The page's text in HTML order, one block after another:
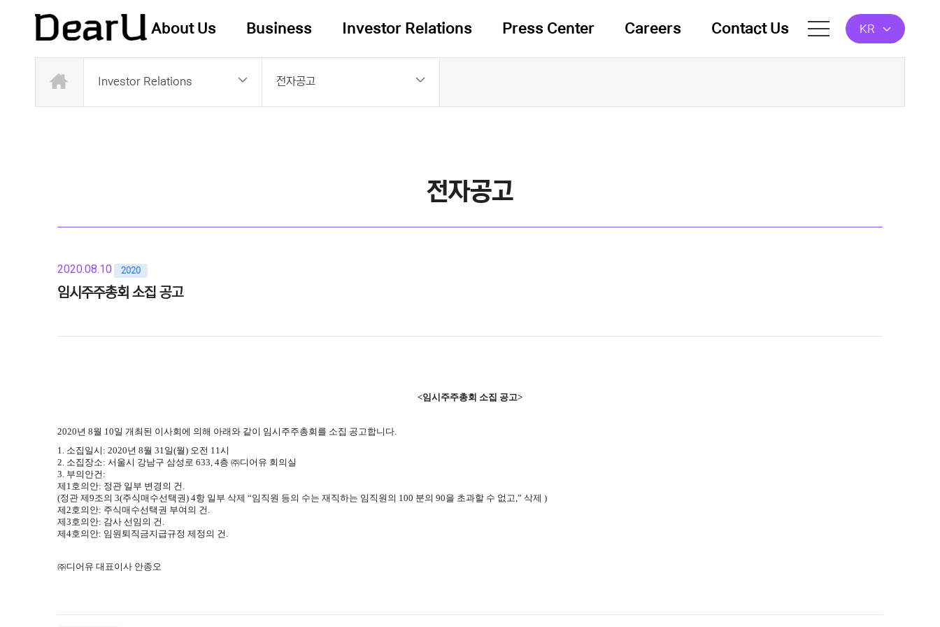
About Us Business Investor Relations Press Center Careers Contact Us KR
Investor Relations 전자공고
전자공고
2020.08.10 2020
임시주주총회 소집 공고
<임시주주총회 소집 공고>
2020년 8월 10일 개최된 이사회에 의해 아래와 같이 임시주주총회를 소집 공고합니다.
1. 소집일시 : 2020년 8월 31 일(월) 오전 11 시
2. 소집장소: 서울시 강남구 삼성로 633, 4층 ㈜디어유 회의실
3. 부의안건 :
제 1 호의안: 정관 일부 변경의 건
(정관 제9조의 3(주식매수선택권) 4항 일부 삭제 “임직원 등의 수는 재직하는 임직원의 100 분의 90을 초과할 수 없고 ” 삭제 )
제2호의안: 주식매수선택권 부여의 건
제3호의안: 감사 선임의 건
제4호의안: 임원퇴직금지급규정 제정의 건
㈜디어유 대표이사 안종오